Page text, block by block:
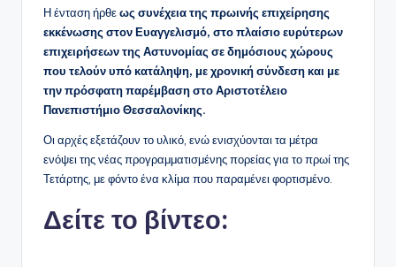
Η ένταση ήρθεως συνέχεια της πρωινής επιχείρησης
εκκένωσης στον Ευαγγελισμό, στο πλαίσιο ευρύτερων
επιχειρήσεων της Αστυνομίας σε δημόσιους χώρους
που τελούν υπό κατάληψη, με χρονική σύνδεση και με
την πρόσφατη παρέμβαση στο Αριστοτέλειο
Πανεπιστήμιο Θεσσαλονίκης.
Οι αρχές εξετάζουν το υλικό, ενώ ενισχύονται τα μέτρα
ενόψει της νέας προγραμματισμένης πορείας για το πρωί της
Τετάρτης, με φόντο ένα κλίμα που παραμένει φορτισμένο.
Δείτε το βίντεο: